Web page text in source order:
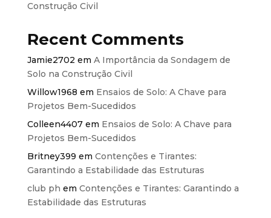
Construção Civil
Recent Comments
Jamie2702 em A Importância da Sondagem de
Solo na Construção Civil
Willow1968 em Ensaios de Solo: A Chave para
Projetos Bem-Sucedidos
Colleen4407em Ensaios de Solo: A Chave para
Projetos Bem-Sucedidos
Britney399 em Contenções e Tirantes:
Garantindo a Estabilidade das Estruturas
club ph em Contenções e Tirantes: Garantindo a
Estabilidade das Estruturas